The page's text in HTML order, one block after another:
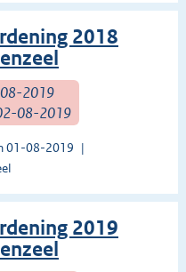
2018
08-2019
08-2019
01-08-2019
2019